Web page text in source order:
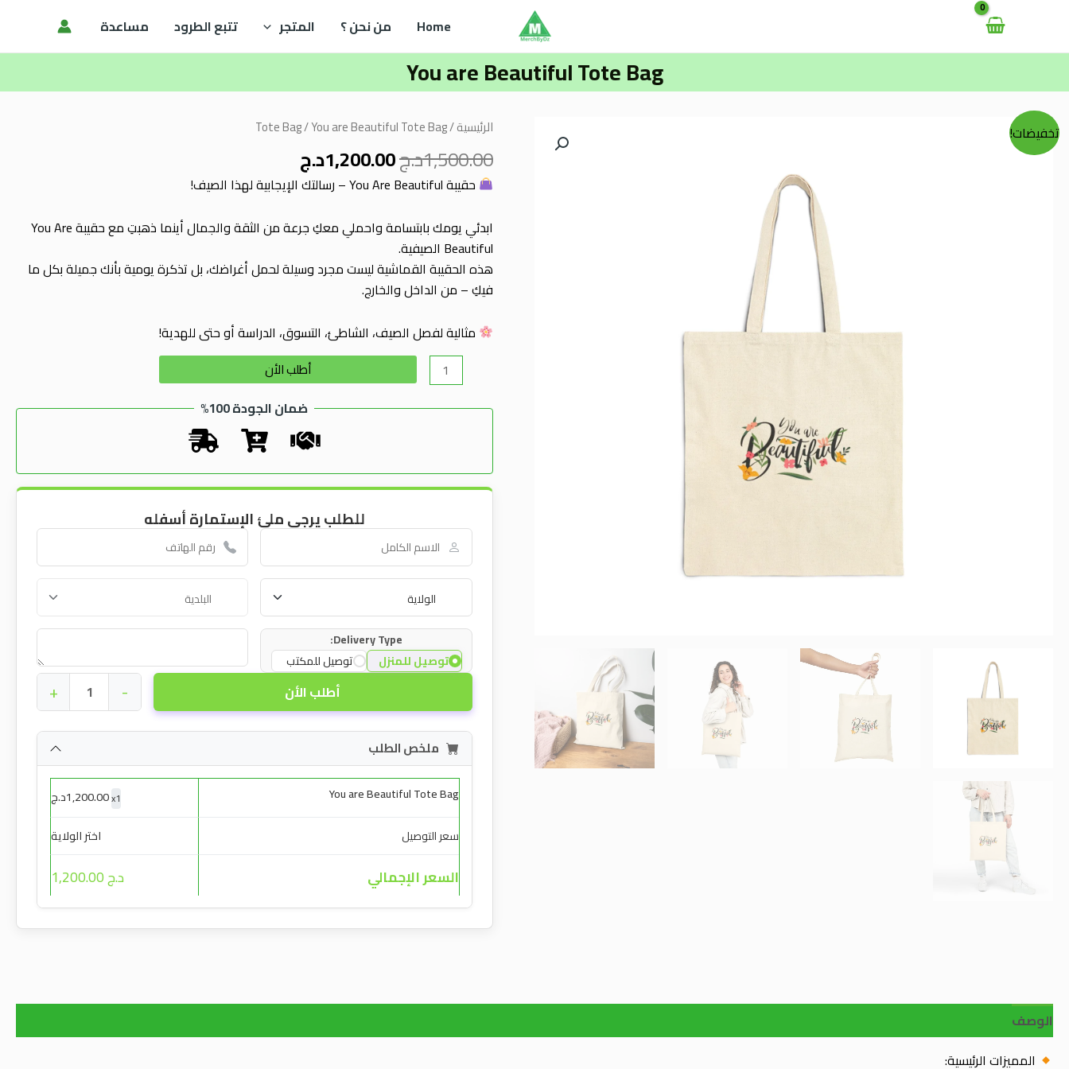
المحتوى
Home من نحن ؟ المتجر تتبع الطرود مساعدة
You are Beautiful Tote Bag
تخفيضات! الرئيسية/
Tote Bag/ You are Beautiful Tote Bag
1,500.00د.ج
السعر
الأصلي
هو:
1,500.00د.ج.
1,200.00د.ج
السعر
1,200.00د.ج.
حقيبة You Are Beautiful – رسالتك الإيجابية لهذا الصيف!
ابدئي يومك بابتسامة واحملي معكِ جرعة من الثقة والجمال أينما ذهبتِ مع حقيبة You Are
Beautiful الصيفية.
هذه الحقيبة القماشية ليست مجرد وسيلة لحمل أغراضك، بل تذكرة يومية بأنك جميلة بكل ما
فيكِ – من الداخل والخارج.
مثالية لفصل الصيف، الشاطئ، التسوق، الدراسة أو حتى للهدية!
كمية
You
are
Beautiful
Bag
أطلب الأن
ضمان الجودة 100%
للطلب يرجى ملئ الإستمارة أسفله
Delivery Type:
توصيل للمنزل
توصيل للمكتب
أطلب الأن -
+
ملخص الطلب
You are Beautiful Tote Bag
x1
1,200.00د.ج
سعر التوصيل
اختر الولاية
السعر الإجمالي د.ج 1,200.00
الوصف
المميزات الرئيسية: